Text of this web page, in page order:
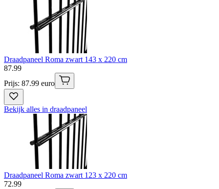
Draadpaneel Roma zwart 143 x 220 cm
87.99
Prijs: 87.99 euro
Bekijk alles in draadpaneel
Draadpaneel Roma zwart 123 x 220 cm
72.99